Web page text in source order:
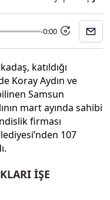
-0:00 15
katıldığı
Koray Aydın ve
Samsun
mart ayında sahibi
firması
107
İŞE